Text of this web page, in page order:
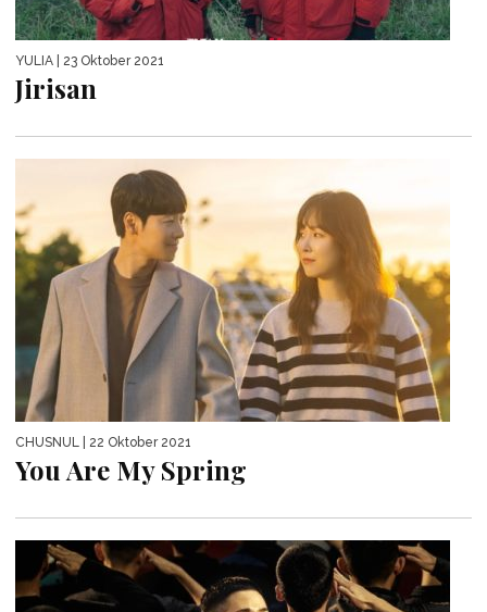
YULIA | 23 Oktober 2021
Jirisan
CHUSNUL | 22 Oktober 2021
You Are My Spring